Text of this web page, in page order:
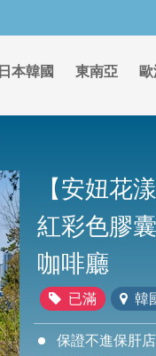
日本韓國 東南亞
【安妞花
紅彩色膠
咖啡廳
已滿 韓
保證不進保肝